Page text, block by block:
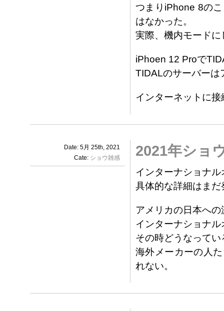
つまりiPhone 8の
はなかった。
実際、機内モード
iPhoen 12 Proで
TIDALのサーバーは
インターネットに
Date: 5月 25th, 2021
Cate: ショウ雑感 2021年ショ
インターナショナ
具体的な詳細はま
アメリカの日本へ
インターナショナ
その時どうなって
海外メーカーの人
れない。